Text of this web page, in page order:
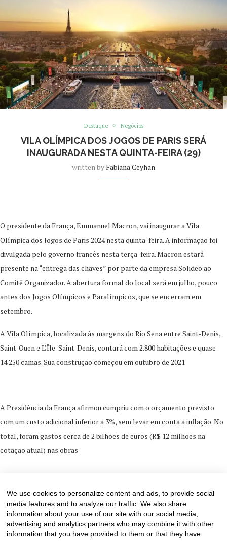
Destaque Negócios
VILA OLÍMPICA DOS JOGOS DE PARIS SERÁ
INAUGURADA NESTA QUINTA-FEIRA (29)
written byFabiana Ceyhan
O presidente da França, Emmanuel Macron, vai inaugurar a Vila
Olímpica dos Jogos de Paris 2024 nesta quinta-feira. A informação foi
divulgada pelo governo francês nesta terça-feira. Macron estará
presente na “entrega das chaves” por parte da empresa Solideo ao
Comitê Organizador. A abertura formal do local será em julho, pouco
antes dos Jogos Olímpicos e Paralímpicos, que se encerram em
setembro.
A Vila Olímpica, localizada às margens do Rio Sena entre Saint-Denis,
Saint-Ouen e L’Île-Saint-Denis, contará com 2.800 habitações e quase
14.250 camas. Sua construção começou em outubro de 2021
A Presidência da França afirmou cumpriu com o orçamento previsto
com um custo adicional inferior a 3%, sem levar em conta a inflação. No
total, foram gastos cerca de 2 bilhões de euros (R$ 12 milhões na
cotação atual) nas obras
We use cookies to personalize content and ads, to provide social
media features and to analyze our traffic. We also share
information about your use of our site with our social media,
advertising and analytics partners who may combine it with other
information that you have provided to them or that they have